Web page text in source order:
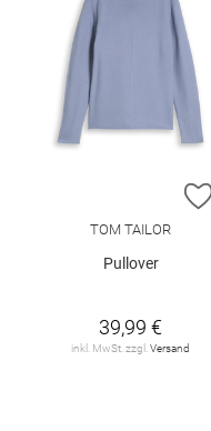
TOM TAILOR
Pullover
39,99 €
inkl. MwSt. zzgl.Versand